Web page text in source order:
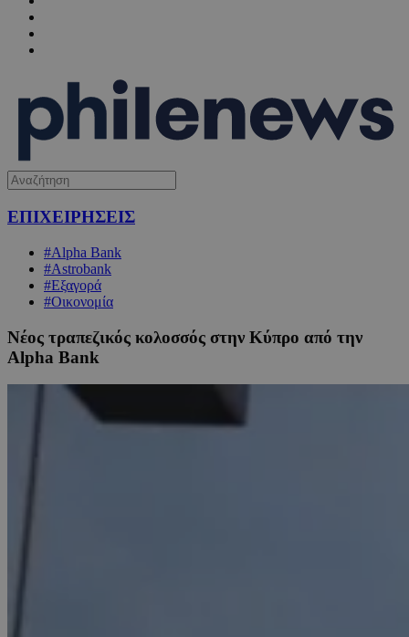
ΕΠΙΧΕΙΡΗΣΕΙΣ
#Alpha Bank
#Astrobank
#Εξαγορά
#Οικονομία
Νέος τραπεζικός κολοσσός στην Κύπρο από την
Alpha Bank